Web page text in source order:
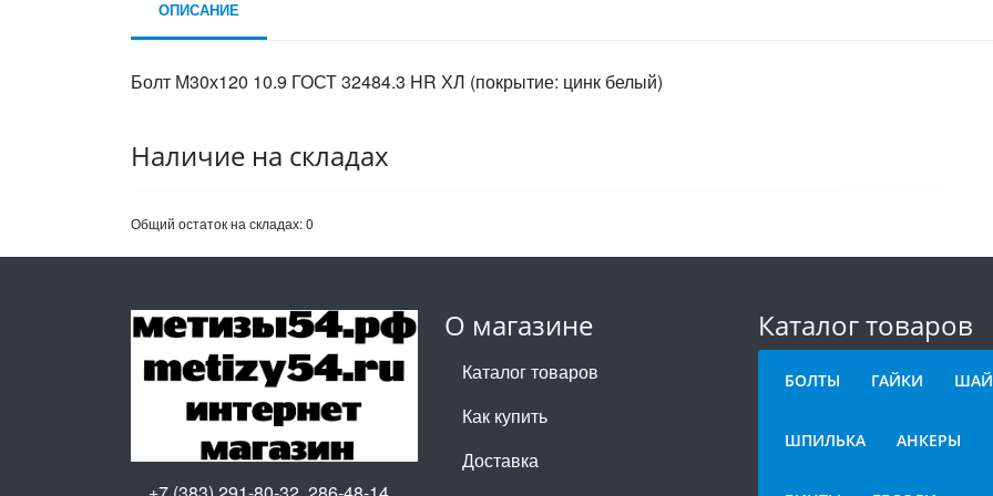
ОПИСАНИЕ
Болт М30х120 10.9 ГОСТ 32484.3 HR ХЛ (покрытие: цинк белый)
Наличие на складах
Общий остаток на складах:0
О магазине
Каталог товаров
Как купить
Доставка
Каталог товаров
БОЛТЫ ГАЙКИ
ШПИЛЬКА АНКЕРЫ